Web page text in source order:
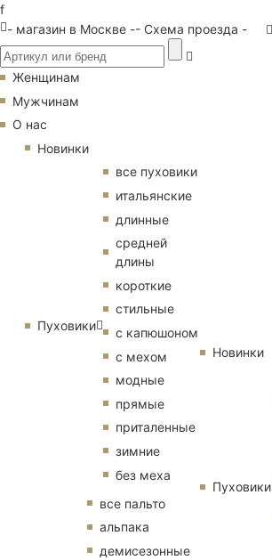
f
- магазин в Москве -- Схема проезда -
Женщинам
Мужчинам
О нас
Новинки
Пуховики
все пуховики
итальянские
длинные
средней
длины
короткие
стильные
с капюшоном
с мехом
модные
прямые
приталенные
зимние
без меха
все пальто
альпака
демисезонные
Новинки
Пуховики